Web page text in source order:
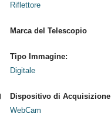
Riflettore
Marca del Telescopio
Tipo Immagine:
Digitale
Dispositivo di Acquisizione
WebCam